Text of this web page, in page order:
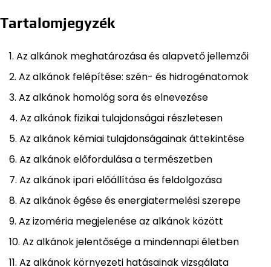
Tartalomjegyzék
Az alkánok meghatározása és alapvető jellemzői
Az alkánok felépítése: szén- és hidrogénatomok
Az alkánok homológ sora és elnevezése
Az alkánok fizikai tulajdonságai részletesen
Az alkánok kémiai tulajdonságainak áttekintése
Az alkánok előfordulása a természetben
Az alkánok ipari előállítása és feldolgozása
Az alkánok égése és energiatermelési szerepe
Az izoméria megjelenése az alkánok között
Az alkánok jelentősége a mindennapi életben
Az alkánok környezeti hatásainak vizsgálata